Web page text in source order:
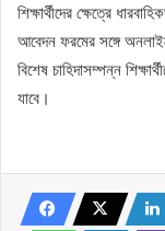
শিক্ষার্থীদের ক্ষেত্রে
আবেদন ফরমের সঙ্গে
বিশেষ চাহিদাসম্পন্ন
যাবে।